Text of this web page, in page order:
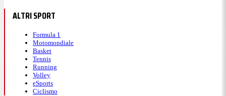
ALTRI SPORT
Formula 1
Motomondiale
Basket
Tennis
Running
Volley
eSports
Ciclismo